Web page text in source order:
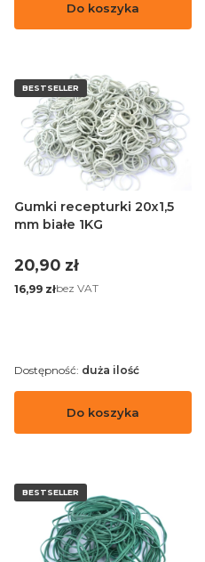
Do koszyka
BESTSELLER
Gumki recepturki 20x1,5
mm białe 1KG
Cena
20,90 zł
Cena
16,99 złbez VAT
Do koszyka
Dostępność: duża ilość
BESTSELLER